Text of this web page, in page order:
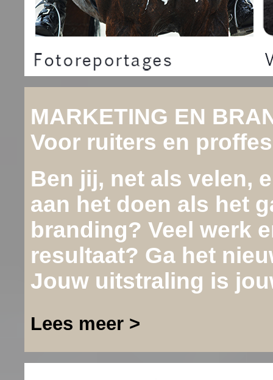
MARKETING EN
Voor ruiters en
Ben jij, net als velen,
aan het doen als het
branding? Veel werk
resultaat? Ga het
Jouw uitstraling is
Lees meer >